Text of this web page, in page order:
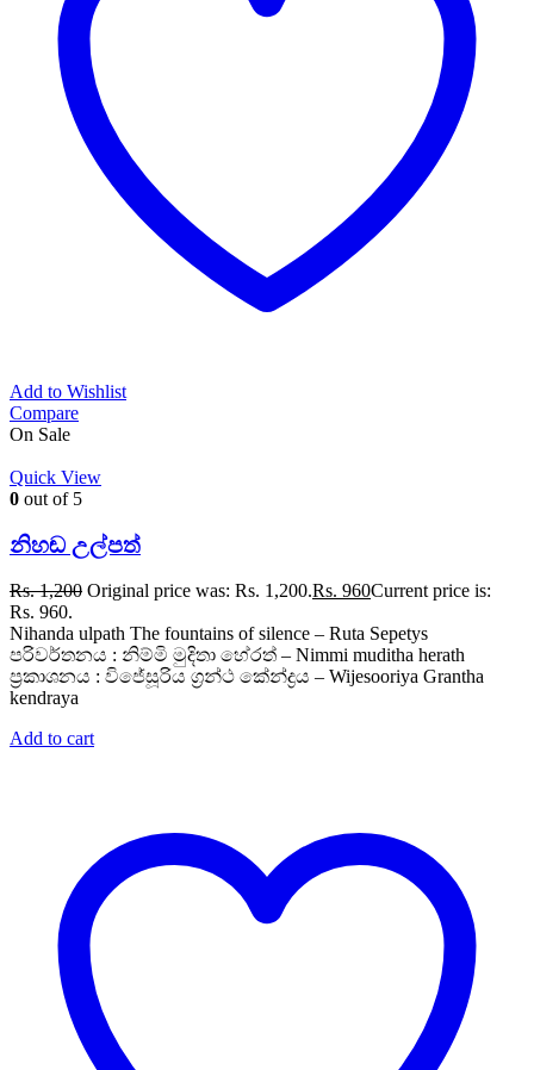
Add to Wishlist
Compare
On Sale
Quick View
0 out of 5
නිහඬ උල්පත්
Rs.1,200 Original price was: Rs. 1,200.Rs. 960Current price is:
Rs. 960.
Nihanda ulpath The fountains of silence – Ruta Sepetys
පරිවර්තනය : නිම්මි මුදිතා හේරත් – Nimmi muditha herath
ප්‍රකාශනය : විජේසූරිය ග්‍රන්ථ කේන්ද්‍රය – Wijesooriya Grantha
kendraya
Add to cart